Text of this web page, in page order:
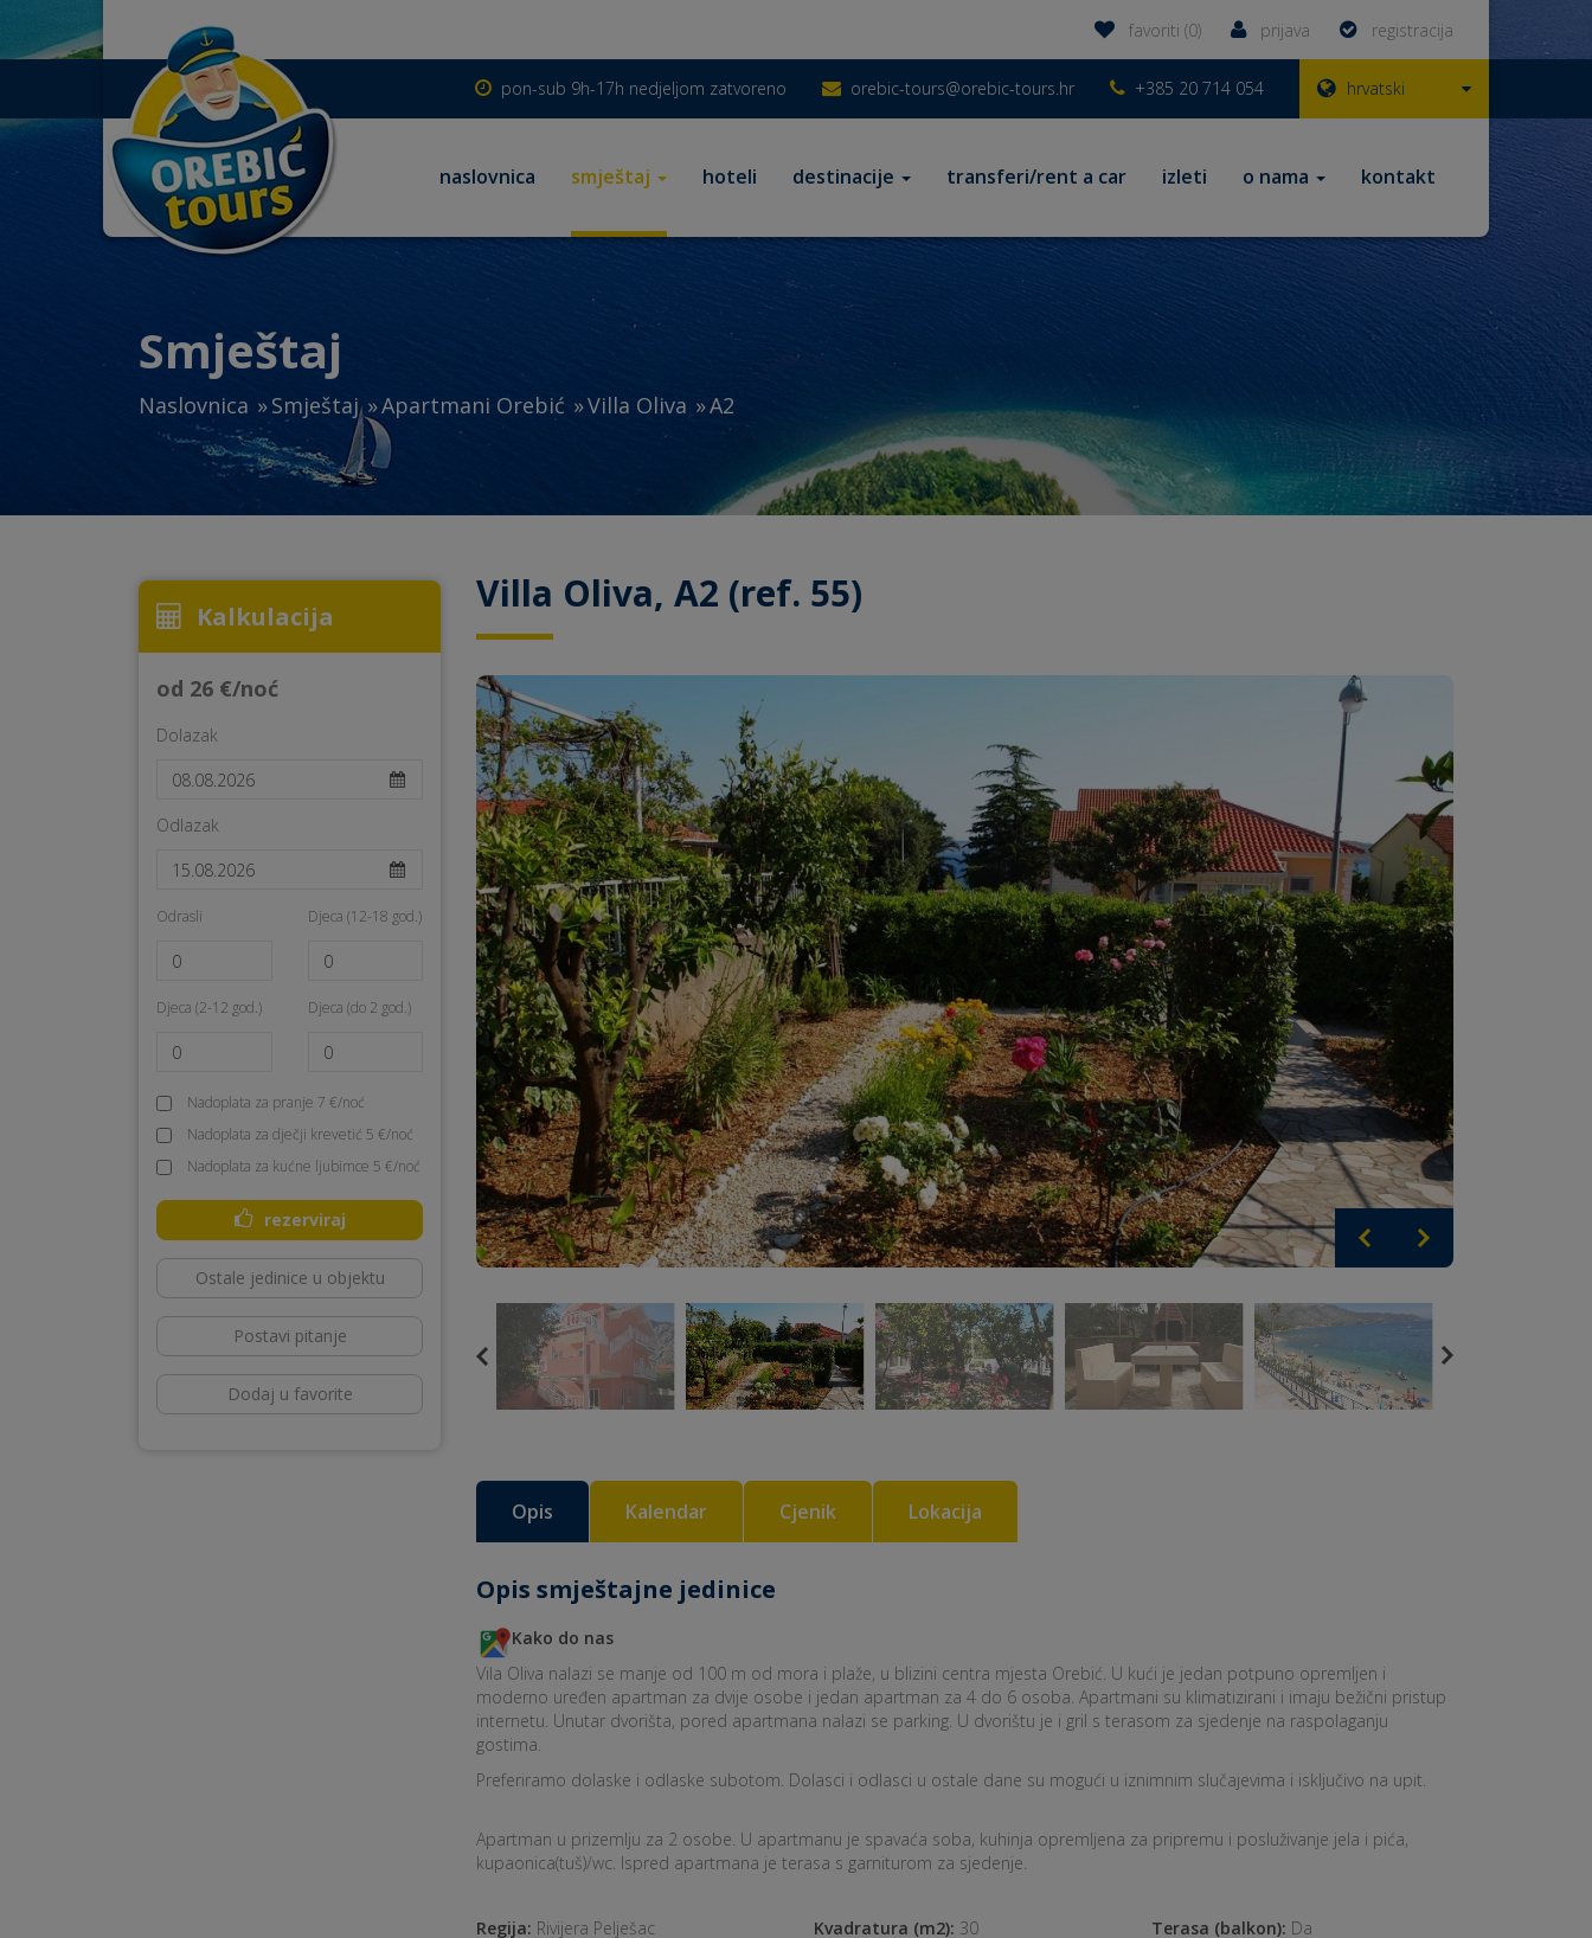
registracija
prijava
favoriti (0)
hrvatski
+385 20 714 054
orebic-tours@orebic-tours.hr
pon-sub 9h-17h nedjeljom zatvoreno
naslovnica smještaj hoteli destinacije transferi/rent a car izleti o nama kontakt
Smještaj
Naslovnica Smještaj Apartmani Orebić Villa Oliva A2
Villa Oliva, A2 (ref. 55)
Opis Kalendar Cjenik Lokacija
Opis smještajne jedinice
Kako do nas
Vila Oliva nalazi se manje od 100 m od mora i plaže, u blizini centra mjesta Orebić. U kući je jedan potpuno opremljen i
moderno uređen apartman za dvije osobe i jedan apartman za 4 do 6 osoba. Apartmani su klimatizirani i imaju bežični pristup
internetu. Unutar dvorišta, pored apartmana nalazi se parking. U dvorištu je i gril s terasom za sjedenje na raspolaganju
gostima.
Preferiramo dolaske i odlaske subotom. Dolasci i odlasci u ostale dane su mogući u iznimnim slučajevima i isključivo na upit.
Apartman u prizemlju za 2 osobe. U apartmanu je spavaća soba, kuhinja opremljena za pripremu i posluživanje jela i pića,
kupaonica(tuš)/wc. Ispred apartmana je terasa s garniturom za sjedenje.
Regija: Rivijera Pelješac
Kvadratura (m2): 30
Terasa (balkon): Da
Kalkulacija
od 26 €/noć
Dolazak
Odlazak
Odrasli Djeca (12-18 god.)
Djeca (2-12 god.) Djeca (do 2 god.)
Nadoplata za pranje 7 €/noć
Nadoplata za dječji krevetić 5 €/noć
Nadoplata za kućne ljubimce 5 €/noć
rezerviraj
Ostale jedinice u objektu
Postavi pitanje
Dodaj u favorite